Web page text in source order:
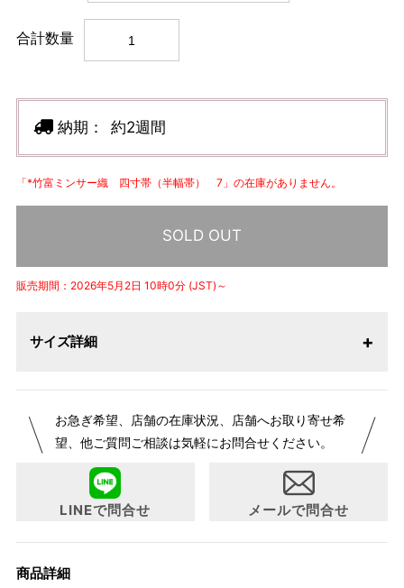
合計数量
納期： 約2週間
「*竹富ミンサー織 四寸帯（半幅帯） 7」の在庫がありません。
SOLD OUT
販売期間：2026年5月2日 10時0分 (JST)～
サイズ詳細
お急ぎ希望、店舗の在庫状況、店舗へお取り寄せ希
望、他ご質問ご相談は気軽にお問合せください。
LINEで問合せ メールで問合せ
商品詳細